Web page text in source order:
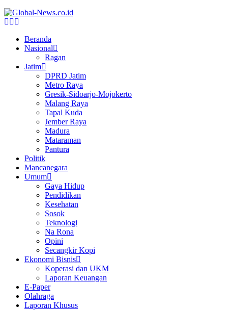
Facebook
Twitter
Beranda
Nasional
Ragan
Jatim
DPRD Jatim
Metro Raya
Gresik-Sidoarjo-Mojokerto
Malang Raya
Tapal Kuda
Jember Raya
Madura
Mataraman
Pantura
Politik
Mancanegara
Umum
Gaya Hidup
Pendidikan
Kesehatan
Sosok
Teknologi
Na Rona
Opini
Secangkir Kopi
Ekonomi Bisnis
Koperasi dan UKM
Laporan Keuangan
E-Paper
Olahraga
Laporan Khusus